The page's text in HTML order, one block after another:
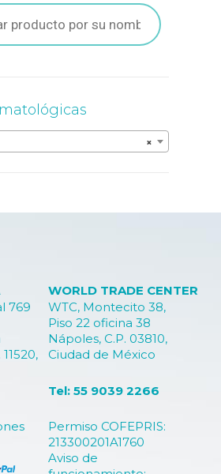
×
769
WORLD TRADE CENTER
WTC, Montecito 38,
Piso 22 oficina 38
Nápoles, C.P. 03810,
Ciudad de México
Permiso COFEPRIS:
213300201A1760
Aviso de
Tel: 55 9039 2266